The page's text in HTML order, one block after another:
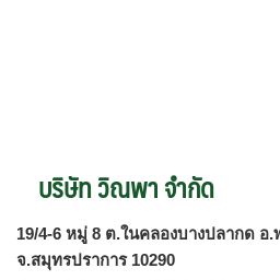
บริษัท วิณพา จำกัด
19/4-6 หมู่ 8 ต.ในคลองบางปลากด อ.
จ.สมุทรปราการ 10290